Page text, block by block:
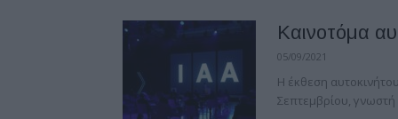
Καινοτόμα
05/09/2021
Η έκθεση
Σεπτεμβρίου, γνωστή